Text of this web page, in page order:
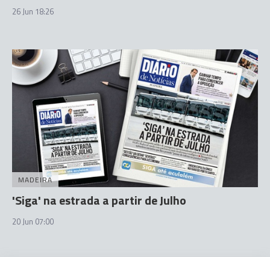
26 Jun 18:26
MADEIRA
'Siga' na estrada a partir de Julho
20 Jun 07:00